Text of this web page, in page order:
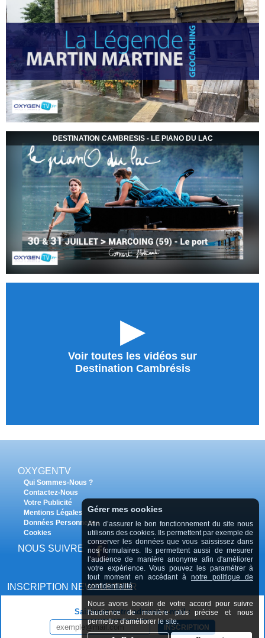
DESTINATION CAMBRESIS - LE PIANO DU LAC
►
Voir toutes les vidéos sur
Destination Cambrésis
OXYGENTV
Qui Sommes-Nous ?
Contactez-Nous
Votre Publicité
Mentions Légales
Données Personnelles
Cookies
NOUS SUIVRE
INSCRIPTION NEWSLETTER
Saisissez votre adresse e-mail :
INSCRIPTION
Gérer mes cookies
Afin d’assurer le bon fonctionnement du site nous
utilisons des cookies. Ils permettent par exemple de
conserver les données que vous saississez dans
nos formulaires. Ils permettent aussi de mesurer
l’audience de manière anonyme afin d'améliorer
votre expérience. Vous pouvez les paramétrer à
tout moment en accédant à notre politique de
confidentialité
Nous avons beosin de votre accord pour suivre
l'audience de manière plus précise et nous
permettre d'améliorer le site.